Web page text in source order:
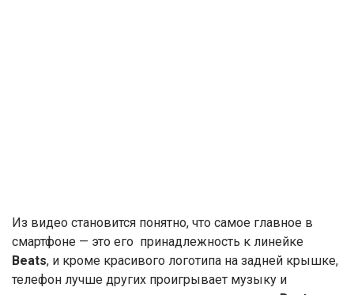
Из видео становится понятно, что самое главное в
смартфоне — это его принадлежность к линейке
Beats, и кроме красивого логотипа на задней крышке,
телефон лучше других проигрывает музыку и